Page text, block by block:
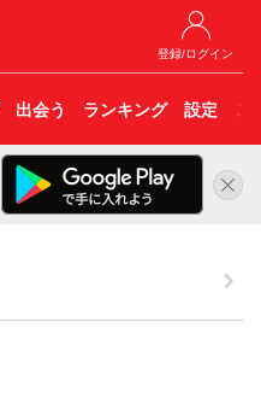
登録/ログイン
出会う ランキング 設定 こ